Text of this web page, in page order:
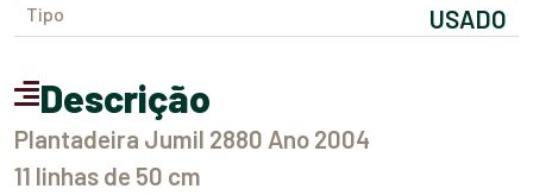
Tipo USADO
Descrição
Plantadeira Jumil 2880 Ano 2004
11 linhas de 50 cm